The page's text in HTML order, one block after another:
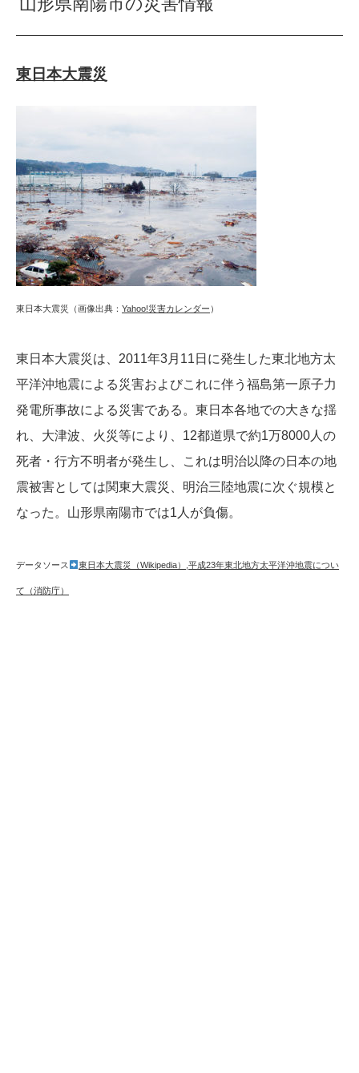
東日本大震災
東日本大震災（画像出典： Yahoo!災害カレンダー ）
東日本大震災は、2011年3月11日に発生した東北地方太
平洋沖地震による災害およびこれに伴う福島第一原子力
発電所事故による災害である。東日本各地での大きな揺
れ、大津波、火災等により、12都道県で約1万8000人の
死者・行方不明者が発生し、これは明治以降の日本の地
震被害としては関東大震災、明治三陸地震に次ぐ規模と
なった。山形県南陽市では1人が負傷。
データソース 東日本大震災（Wikipedia） ,平成23年東北地方太平洋沖地震につい
て（消防庁）